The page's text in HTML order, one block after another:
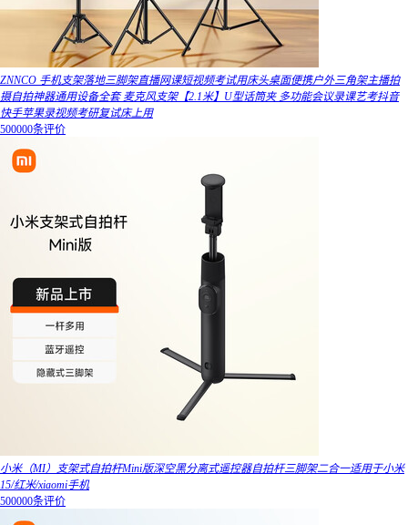
ZNNCO 手机支架落地三脚架直播网课短视频考试用床头桌面便携户外三角架主播拍
摄自拍神器通用设备全套 麦克风支架【2.1米】U型话筒夹 多功能会议录课艺考抖音
快手苹果录视频考研复试床上用
500000条评价
小米（MI）支架式自拍杆Mini版深空黑分离式遥控器自拍杆三脚架二合一适用于小米
15/红米/xiaomi手机
500000条评价